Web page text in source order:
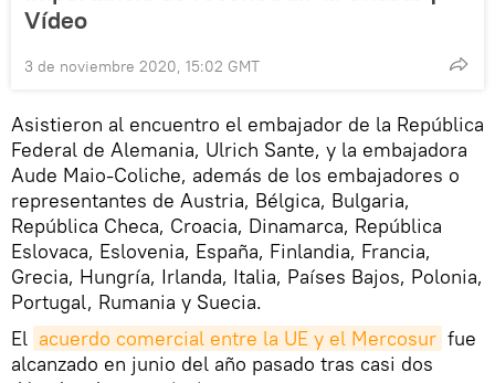
Vídeo
3 de noviembre 2020, 15:02 GMT
Asistieron al encuentro el embajador de la República
Federal de Alemania, Ulrich Sante, y la embajadora
Aude Maio-Coliche, además de los embajadores o
representantes de Austria, Bélgica, Bulgaria,
República Checa, Croacia, Dinamarca, República
Eslovaca, Eslovenia, España, Finlandia, Francia,
Grecia, Hungría, Irlanda, Italia, Países Bajos, Polonia,
Portugal, Rumania y Suecia.
El acuerdo comercial entre la UE y el Mercosur fue
alcanzado en junio del año pasado tras casi dos